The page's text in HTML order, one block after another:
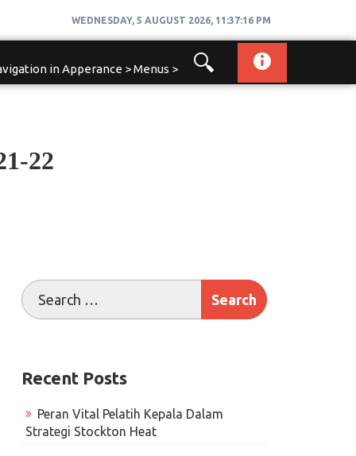
WEDNESDAY, 5 AUGUST 2026, 11:37:18 PM
in Apperance > Menus >
22
Recent Posts
Peran Vital Pelatih Kepala Dalam
Strategi Stockton Heat